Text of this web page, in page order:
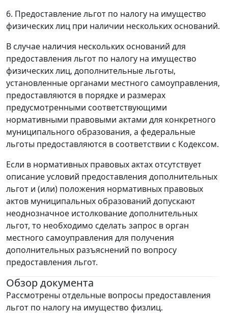
6. Предоставление льгот по налогу на имущество
физических лиц при наличии нескольких оснований.
В случае наличия нескольких оснований для
предоставления льгот по налогу на имущество
физических лиц, дополнительные льготы,
установленные органами местного самоуправления,
предоставляются в порядке и размерах
предусмотренными соответствующими
нормативными правовыми актами для конкретного
муниципального образования, а федеральные
льготы предоставляются в соответствии с Кодексом.
Если в нормативных правовых актах отсутствует
описание условий предоставления дополнительных
льгот и (или) положения нормативных правовых
актов муниципальных образований допускают
неоднозначное истолкование дополнительных
льгот, то необходимо сделать запрос в орган
местного самоуправления для получения
дополнительных разъяснений по вопросу
предоставления льгот.
Обзор документа
Рассмотрены отдельные вопросы предоставления
льгот по налогу на имущество физлиц.